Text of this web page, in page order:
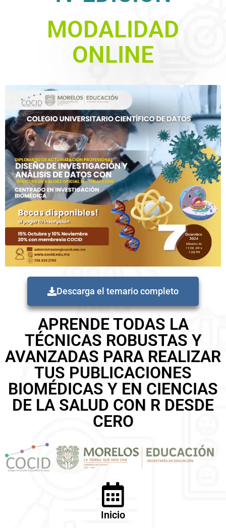
MODALIDAD
ONLINE
Descarga el temario completo
APRENDE TODAS LA
TÉCNICAS ROBUSTAS Y
AVANZADAS PARA REALIZAR
TUS PUBLICACIONES
BIOMÉDICAS Y EN CIENCIAS
DE LA SALUD CON R DESDE
CERO
Inicio